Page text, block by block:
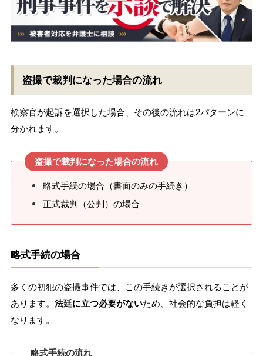
盗撮で裁判になった場合の流れ
検察官が起訴を選択した場合、その後の流れは2パターンに
分かれます。
盗撮で裁判になった場合の流れ
略式手続の場合（書面のみの手続き）
正式裁判（公判）の場合
略式手続の場合
多くの初犯の盗撮事件では、この手続きが選択されることが
あります。 法廷に立つ必要がないため、社会的な負担は軽く
なります。
略式手続の流れ